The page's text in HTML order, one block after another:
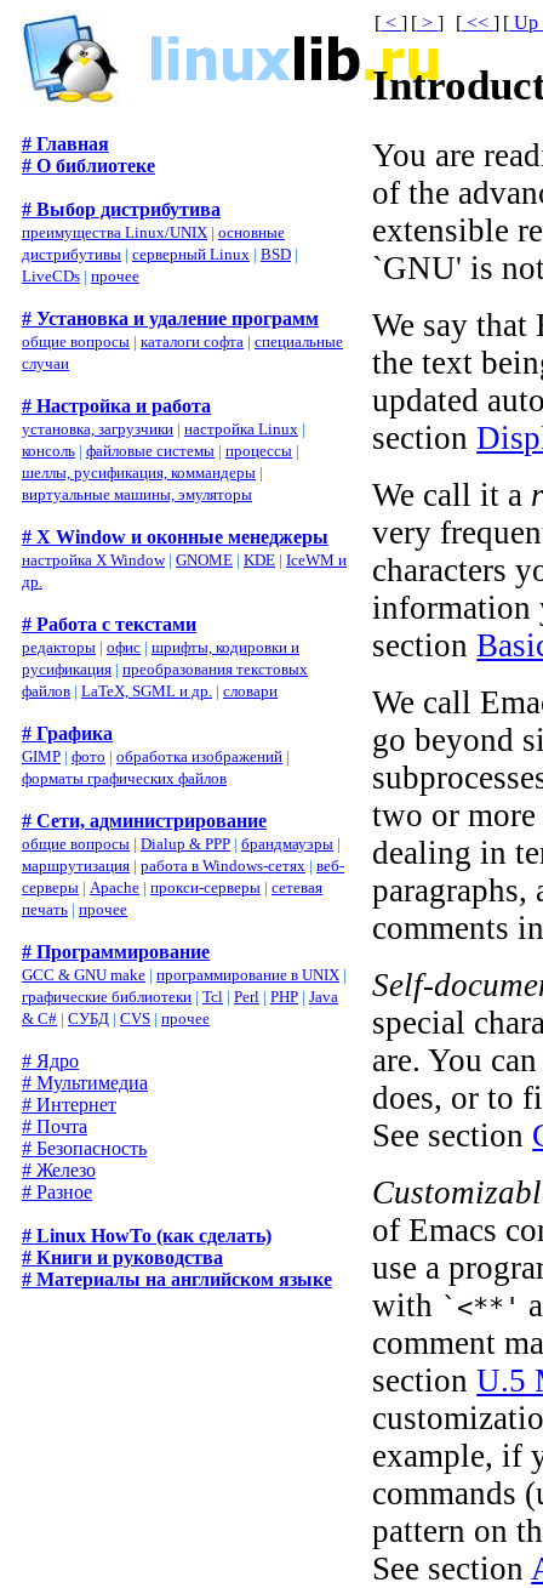
# Главная
# О библиотеке
# Выбор дистрибутива
преимущества Linux/UNIX | основные
дистрибутивы | серверный Linux | BSD |
LiveCDs | прочее
# Установка и удаление программ
общие вопросы | каталоги софта | специальные
случаи
# Настройка и работа
установка, загрузчики | настройка Linux |
консоль | файловые системы | процессы |
шеллы, русификация, коммандеры |
виртуальные машины, эмуляторы
# X Window и оконные менеджеры
настройка X Window| GNOME | KDE | IceWM и
др.
# Работа с текстами
редакторы | офис | шрифты, кодировки и
русификация | преобразования текстовых
файлов | LaTeX, SGML и др. | словари
# Графика
GIMP | фото | обработка изображений |
форматы графических файлов
# Сети, администрирование
общие вопросы | Dialup & PPP | брандмауэры |
маршрутизация | работа в Windows-сетях | веб-
серверы | Apache | прокси-серверы | сетевая
печать | прочее
# Программирование
GCC & GNU make | программирование в UNIX |
графические библиотеки | Tcl | Perl | PHP | Java
& C# | СУБД | CVS | прочее
# Ядро
# Мультимедиа
# Интернет
# Почта
# Безопасность
# Железо
# Разное
# Linux HowTo (как сделать)
# Книги и руководства
# Материалы на английском языке
[ <] [ >] [ <<] [ Up
You are
of the
extensible
`GNU' is
We say that
the text
updated
section
We call it a
very
characters
information
section
We call
go beyond
two or
dealing in
paragraphs,
comments
Self-
special
are. You
does, or to
See section
of Emacs
use a
with `<**'
comment
sectionU.5
example, if
commands
pattern on
See section